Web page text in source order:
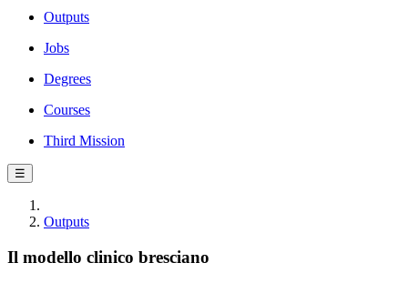
Outputs
Jobs
Degrees
Courses
Third Mission
☰
Outputs
Il modello clinico bresciano